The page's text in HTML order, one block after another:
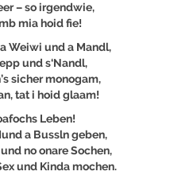
– so irgendwie,
mia hoid fie!
Weiwi und a Mandl,
und s‘Nandl,
sicher monogam,
tat i hoid glaam!
Leben!
a Bussln geben,
no onare Sochen,
und Kinda mochen.